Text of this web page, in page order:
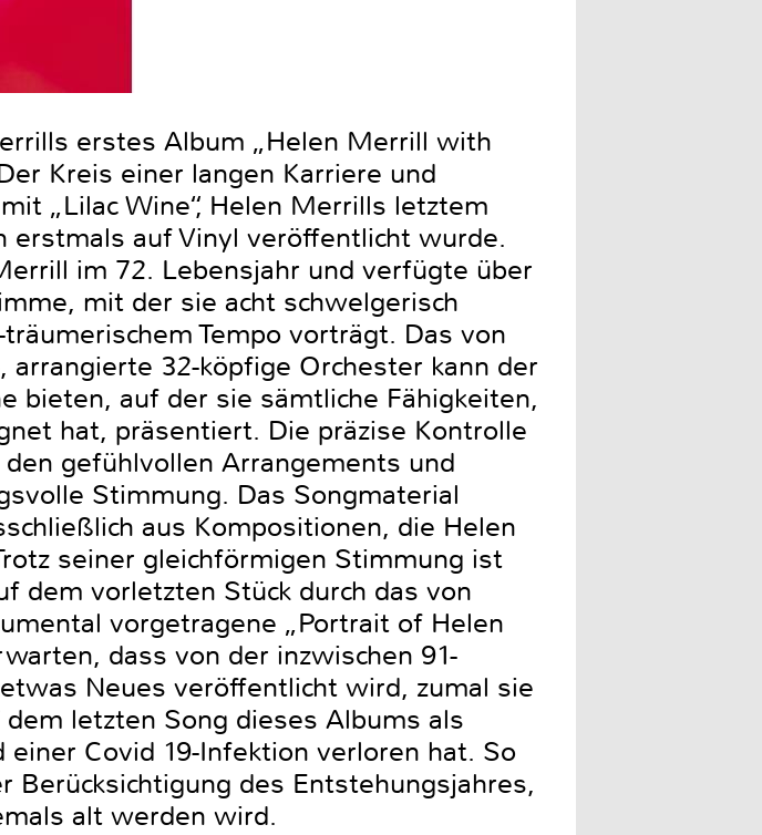
erstes Album „Helen Merrill with
Kreis einer langen Karriere und
„Lilac Wine“, Helen Merrills letztem
erstmals auf Vinyl veröffentlicht wurde.
im 72. Lebensjahr und verfügte über
mit der sie acht schwelgerisch
Tempo vorträgt. Das von
32-köpfige Orchester kann der
bieten, auf der sie sämtliche Fähigkeiten,
hat, präsentiert. Die präzise Kontrolle
gefühlvollen Arrangements und
Stimmung. Das Songmaterial
aus Kompositionen, die Helen
seiner gleichförmigen Stimmung ist
dem vorletzten Stück durch das von
vorgetragene „Portrait of Helen
dass von der inzwischen 91-
Neues veröffentlicht wird, zumal sie
letzten Song dieses Albums als
Covid 19-Infektion verloren hat. So
Berücksichtigung des Entstehungsjahres,
alt werden wird.